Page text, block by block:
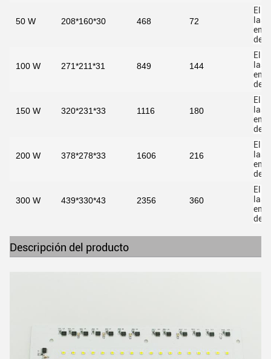
50 W 208*160*30 468 72
El
las
de
100 W 271*211*31 849 144
El
las
de
150 W 320*231*33 1116 180
El
las
de
200 W 378*278*33 1606 216
El
las
de
300 W 439*330*43 2356 360
El
las
de
Descripción del producto